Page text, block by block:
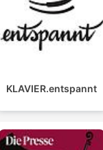
KLAVIER.entspannt